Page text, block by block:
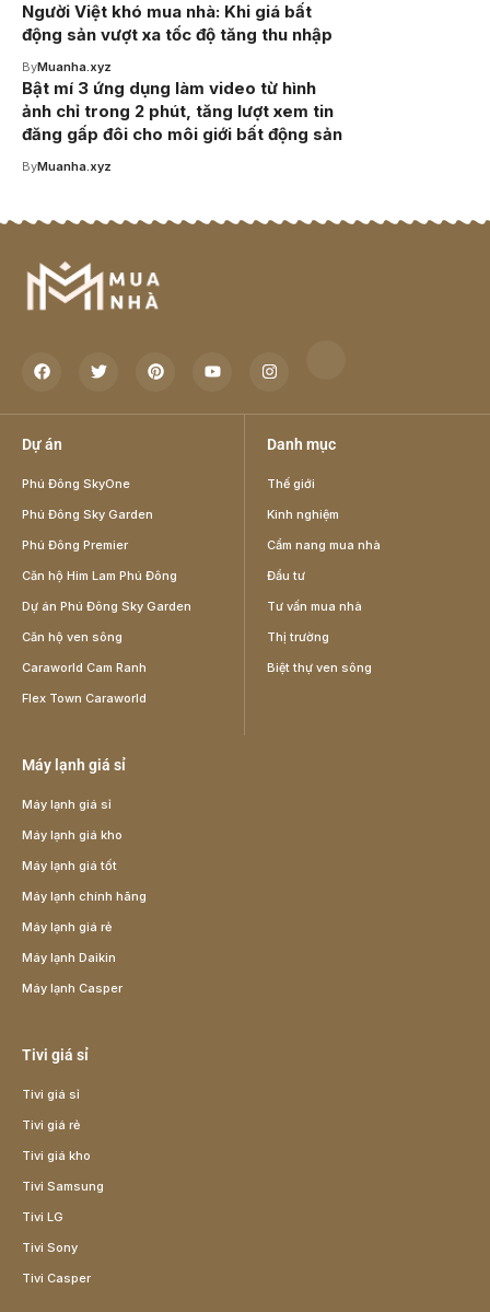
Người Việt khó mua nhà: Khi giá bất
động sản vượt xa tốc độ tăng thu nhập
ByMuanha.xyz
Bật mí 3 ứng dụng làm video từ hình
ảnh chỉ trong 2 phút, tăng lượt xem tin
đăng gấp đôi cho môi giới bất động sản
ByMuanha.xyz
Dự án
Phú Đông SkyOne
Phú Đông Sky Garden
Phú Đông Premier
Căn hộ Him Lam Phú Đông
Dự án Phú Đông Sky Garden
Căn hộ ven sông
Caraworld Cam Ranh
Flex Town Caraworld
Danh mục
Thế giới
Kinh nghiệm
Cẩm nang mua nhà
Đầu tư
Tư vấn mua nhà
Thị trường
Biệt thự ven sông
Máy lạnh giá sỉ
Máy lạnh giá sỉ
Máy lạnh giá kho
Máy lạnh giá tốt
Máy lạnh chính hãng
Máy lạnh giá rẻ
Máy lạnh Daikin
Máy lạnh Casper
Tivi giá sỉ
Tivi giá sỉ
Tivi giá rẻ
Tivi giá kho
Tivi Samsung
Tivi LG
Tivi Sony
Tivi Casper